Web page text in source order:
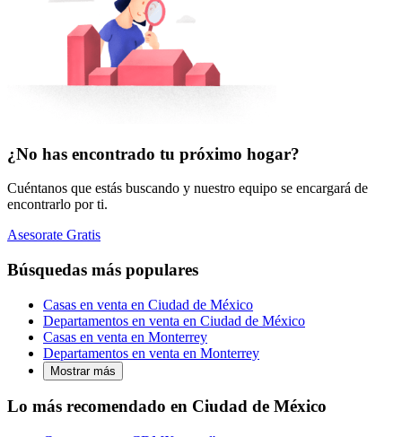
¿No has encontrado tu próximo hogar?
Cuéntanos que estás buscando y nuestro equipo se encargará de
encontrarlo por ti.
Asesorate Gratis
Búsquedas más populares
Casas en venta en Ciudad de México
Departamentos en venta en Ciudad de México
Casas en venta en Monterrey
Departamentos en venta en Monterrey
Mostrar más
Lo más recomendado en Ciudad de México